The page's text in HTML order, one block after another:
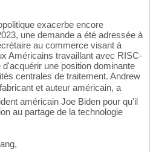
exacerbe encore
une demande a été adressée à
au commerce visant à
Américains travaillant avec RISC-
une position dominante
centrales de traitement. Andrew
fabricant et auteur américain, a
américain Joe Biden pour qu'il
au partage de la technologie